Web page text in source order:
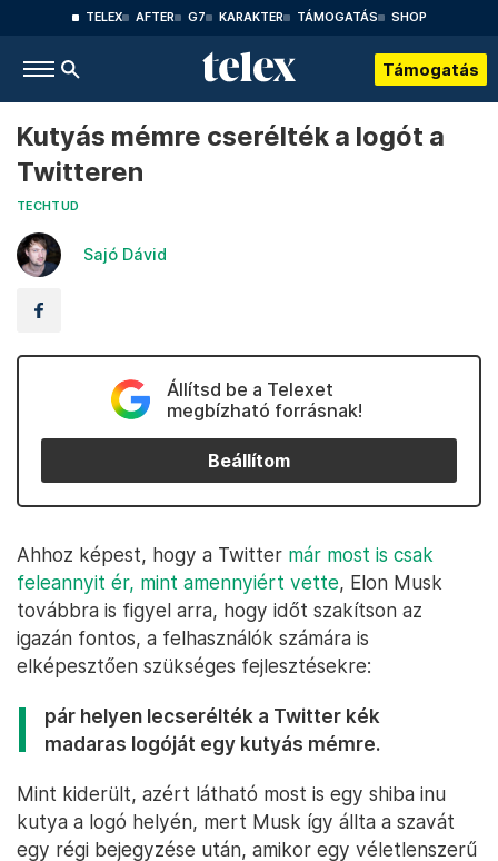
TELEX AFTER G7 KARAKTER TÁMOGATÁS SHOP
Támogatás
Kutyás mémre cserélték a logót a
Twitteren
TECHTUD
Sajó Dávid
Állítsd be a Telexet
megbízható forrásnak!
Beállítom
Ahhoz képest, hogy a Twitter már most is csak
feleannyit ér, mint amennyiért vette, Elon Musk
továbbra is figyel arra, hogy időt szakítson az
igazán fontos, a felhasználók számára is
elképesztően szükséges fejlesztésekre:
pár helyen lecserélték a Twitter kék
madaras logóját egy kutyás mémre.
Mint kiderült, azért látható most is egy shiba inu
kutya a logó helyén, mert Musk így állta a szavát
egy régi bejegyzése után, amikor egy véletlenszerű